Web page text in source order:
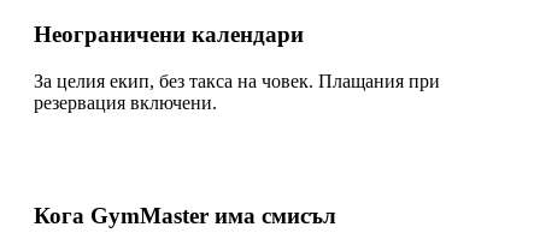
Неограничени календари
За целия екип, без такса на човек. Плащания при
резервация включени.
Кога GymMaster има смисъл